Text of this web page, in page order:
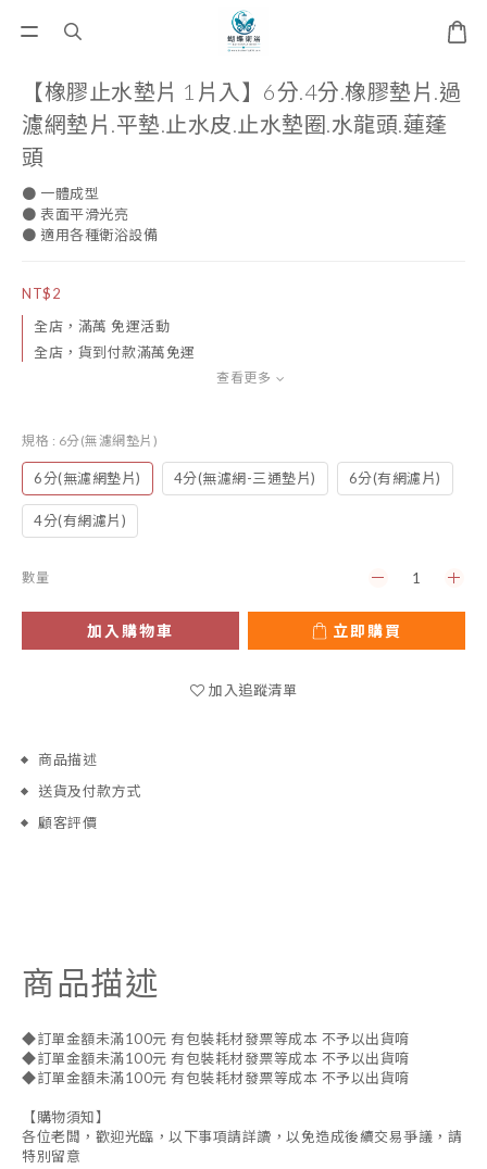
【橡膠止水墊片 1片入】6分.4分.橡膠墊片.過
濾網墊片.平墊.止水皮.止水墊圈.水龍頭.蓮蓬
頭
● 一體成型
● 表面平滑光亮
● 適用各種衛浴設備
NT$2
全店，滿萬 免運活動
全店，貨到付款滿萬免運
查看更多
規格 : 6分(無濾網墊片)
6分(無濾網墊片) 4分(無濾網-三通墊片) 6分(有網濾片)
4分(有網濾片)
數量
加入購物車 立即購買
加入追蹤清單
商品描述
送貨及付款方式
顧客評價
商品描述
◆訂單金額未滿100元 有包裝耗材發票等成本 不予以出貨唷
◆訂單金額未滿100元 有包裝耗材發票等成本 不予以出貨唷
◆訂單金額未滿100元 有包裝耗材發票等成本 不予以出貨唷
【購物須知】
各位老闆，歡迎光臨，以下事項請詳讀，以免造成後續交易爭議，請
特別留意